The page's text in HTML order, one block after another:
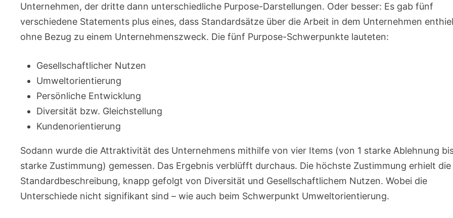
Unternehmen, der dritte dann unterschiedliche Purpose-Darstellungen. Oder besser: Es gab fünf
verschiedene Statements plus eines, dass Standardsätze über die Arbeit in dem Unternehmen
ohne Bezug zu einem Unternehmenszweck. Die fünf Purpose-Schwerpunkte lauteten:
Gesellschaftlicher Nutzen
Umweltorientierung
Persönliche Entwicklung
Diversität bzw. Gleichstellung
Kundenorientierung
Sodann wurde die Attraktivität des Unternehmens mithilfe von vier Items (von 1 starke Ablehnung
starke Zustimmung) gemessen. Das Ergebnis verblüfft durchaus. Die höchste Zustimmung erhielt die
Standardbeschreibung, knapp gefolgt von Diversität und Gesellschaftlichem Nutzen. Wobei die
Unterschiede nicht signifikant sind – wie auch beim Schwerpunkt Umweltorientierung.